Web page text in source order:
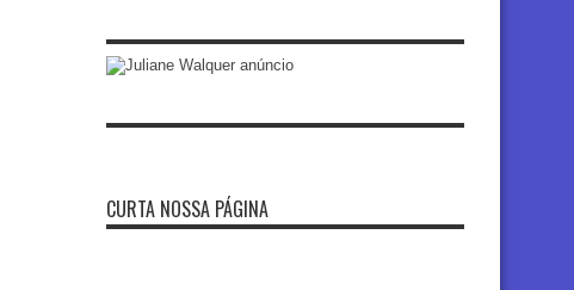
CURTA NOSSA PÁGINA